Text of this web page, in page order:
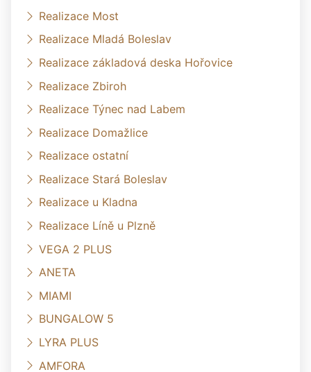
Realizace Most
Realizace Mladá Boleslav
Realizace základová deska Hořovice
Realizace Zbiroh
Realizace Týnec nad Labem
Realizace Domažlice
Realizace ostatní
Realizace Stará Boleslav
Realizace u Kladna
Realizace Líně u Plzně
VEGA 2 PLUS
ANETA
MIAMI
BUNGALOW 5
LYRA PLUS
AMFORA